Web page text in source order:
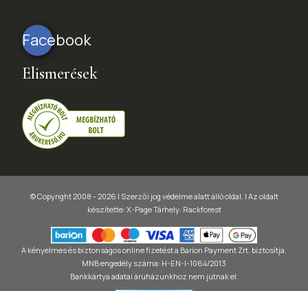
Facebook
Elismerések
© Copyright 2008 - 2026 | Szerzői jog védelme alatt álló oldal. | Az oldalt
készítette: X-PageTárhely: Rackforest
A kényelmes és biztonságos online fizetést a Barion Payment Zrt. biztosítja,
MNB engedély száma: H-EN-I-1064/2013
Bankkártya adatai áruházunkhoz nem jutnak el.